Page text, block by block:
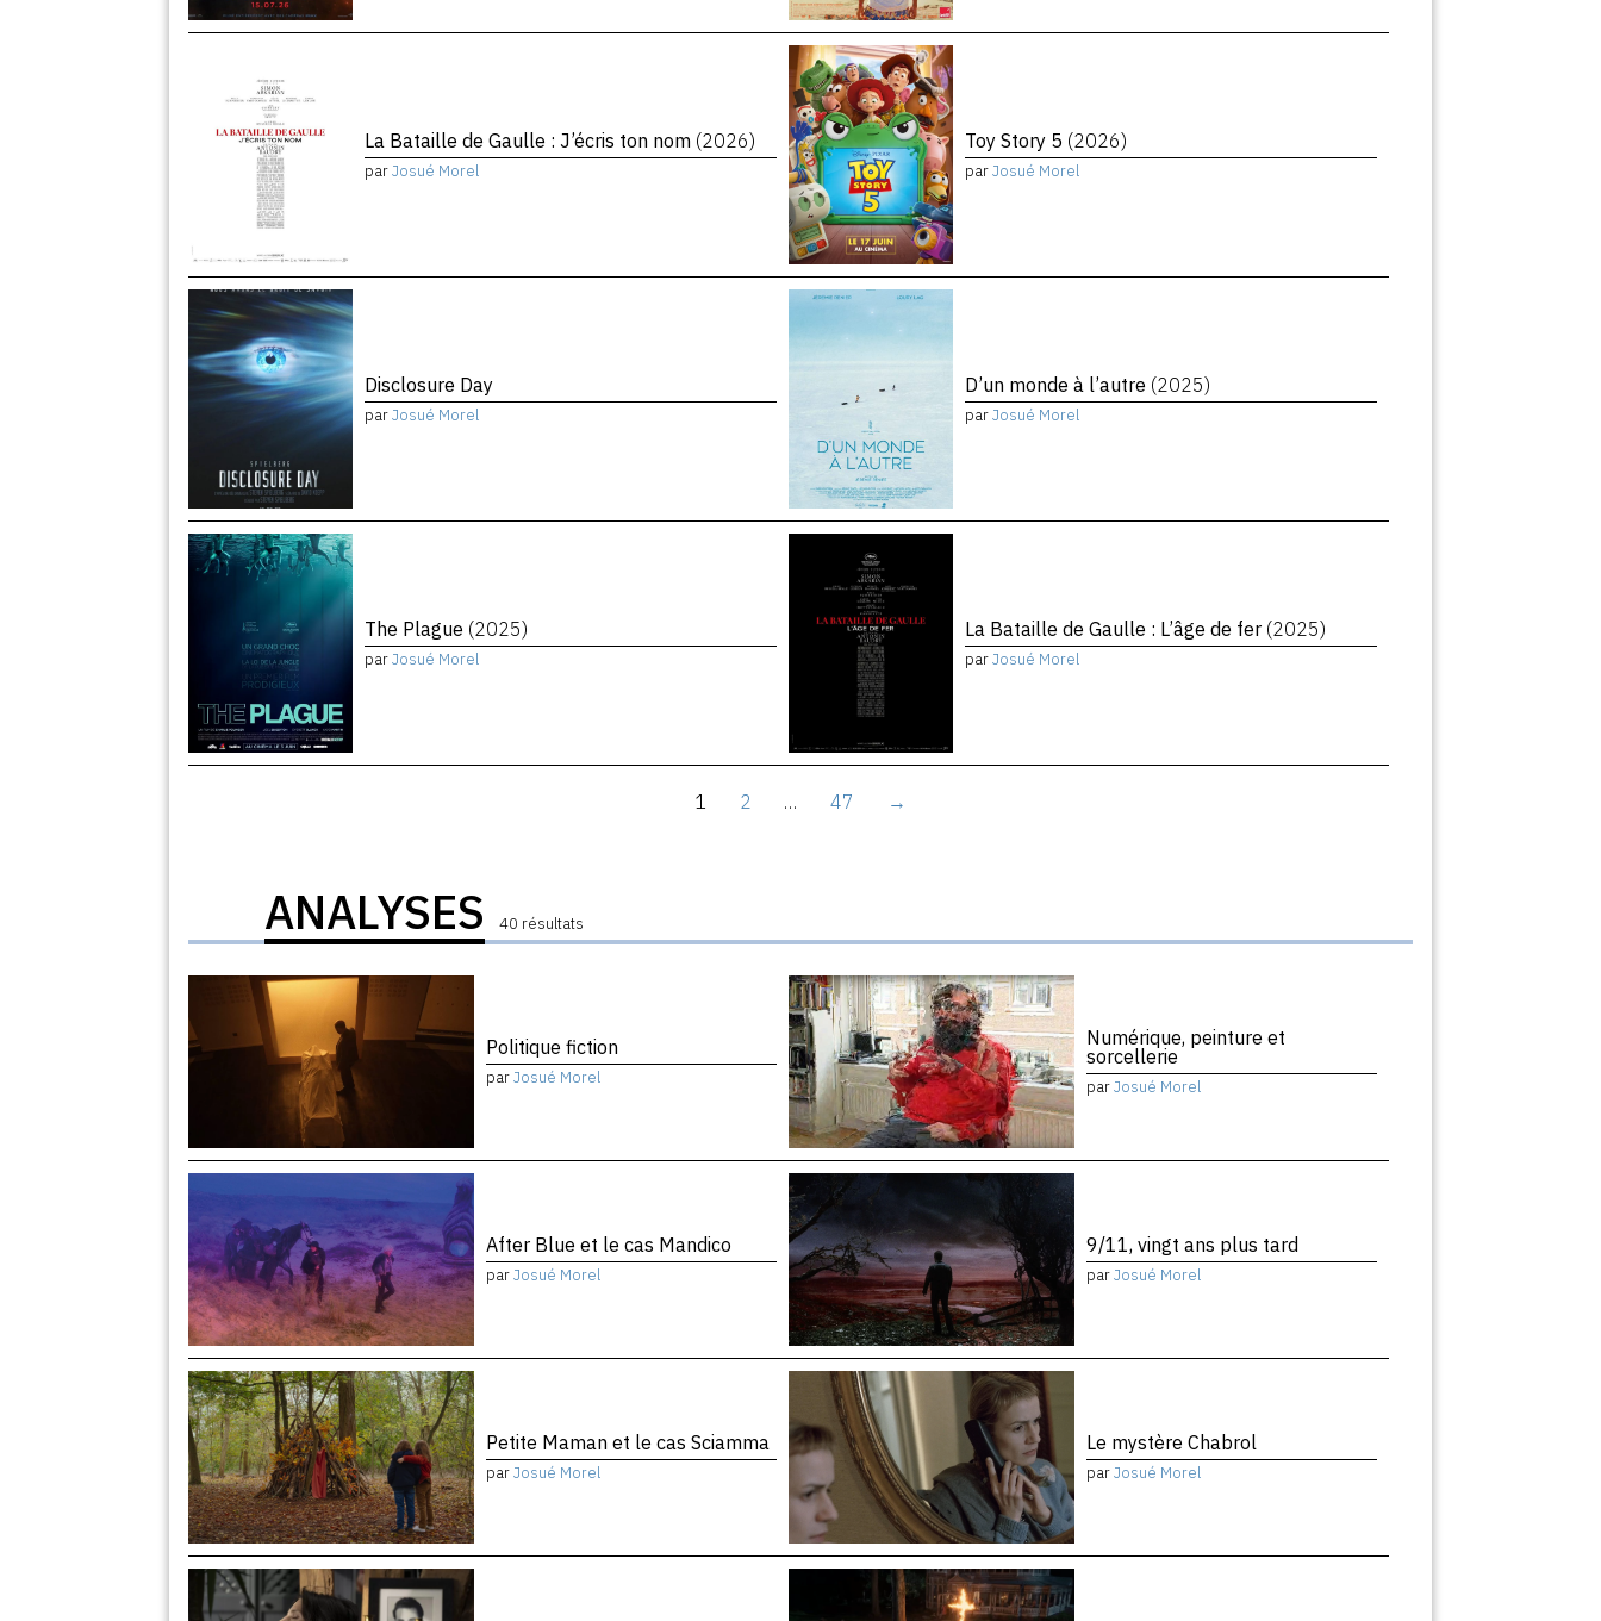
La Bataille de Gaulle : J’écris ton nom (2026)
parJosué Morel
Toy Story 5 (2026)
parJosué Morel
Disclosure Day
parJosué Morel
D’un monde à l’autre (2025)
parJosué Morel
The Plague (2025)
parJosué Morel
La Bataille de Gaulle : L’âge de fer (2025)
parJosué Morel
1 2 … 47 →
ANALYSES 40 résultats
Politique fiction
parJosué Morel
Numérique, peinture et
sorcellerie
parJosué Morel
After Blue et le cas Mandico
parJosué Morel
9/11, vingt ans plus tard
parJosué Morel
Petite Maman et le cas Sciamma
parJosué Morel
Le mystère Chabrol
parJosué Morel